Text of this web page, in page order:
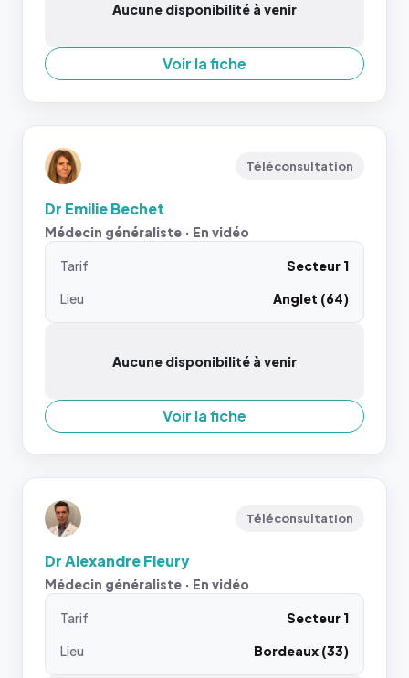
Aucune disponibilité à venir
Voir la fiche
Téléconsultation
Dr Emilie Bechet
Médecin généraliste · En vidéo
Tarif
Secteur 1
Lieu
Anglet (64)
Aucune disponibilité à venir
Voir la fiche
Téléconsultation
Dr Alexandre Fleury
Médecin généraliste · En vidéo
Tarif
Secteur 1
Lieu
Bordeaux (33)